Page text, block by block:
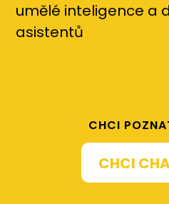
umělé inteligence a
asistentů
CHCI
CHCI